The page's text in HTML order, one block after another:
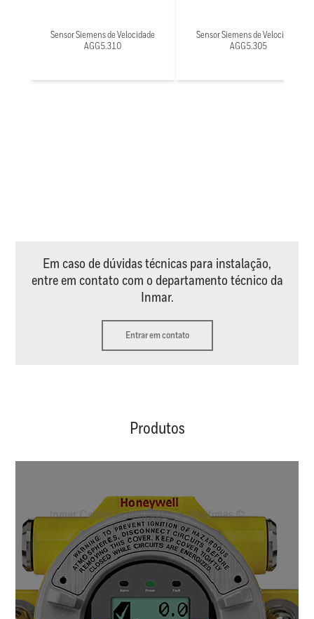
Sensor Siemens de Velocidade
AGG5.310
Sensor Siemens de Velocidade
AGG5.305
Em caso de dúvidas técnicas para instalação,
entre em contato com o departamento técnico da
Inmar.
Entrar em contato
Produtos